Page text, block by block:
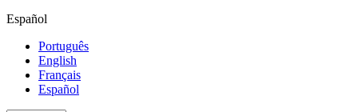
Español
Português
English
Français
Español